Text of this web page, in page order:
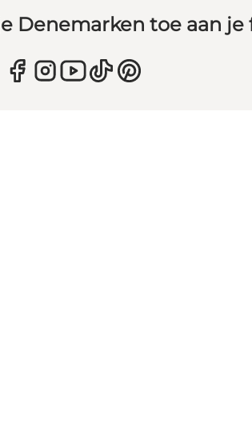
Denemarken toe aan je